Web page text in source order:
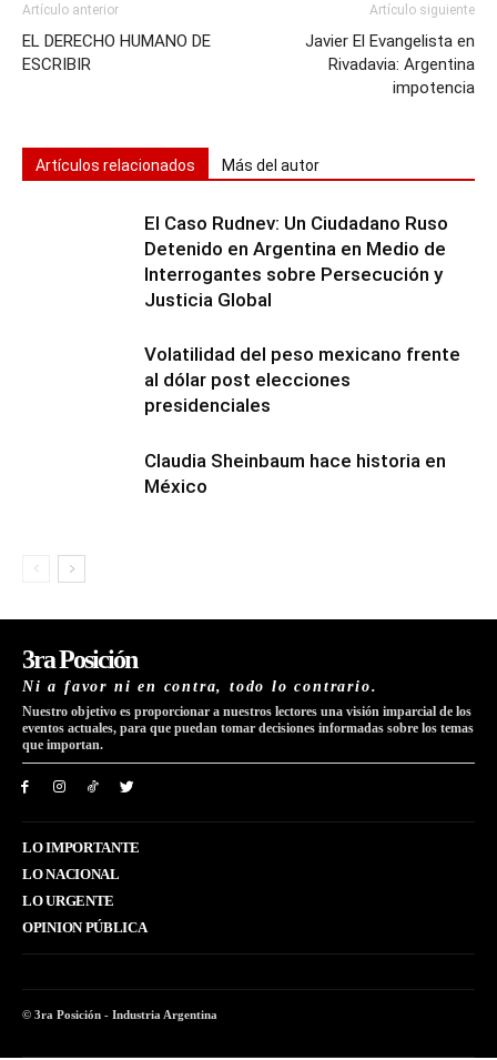
Artículo anterior
EL DERECHO HUMANO DE
ESCRIBIR
Artículo siguiente
Javier El Evangelista en
Rivadavia: Argentina
impotencia
Artículos relacionados Más del autor
El Caso Rudnev: Un Ciudadano Ruso
Detenido en Argentina en Medio de
Interrogantes sobre Persecución y
Justicia Global
Volatilidad del peso mexicano frente
al dólar post elecciones
presidenciales
Claudia Sheinbaum hace historia en
México
3ra Posición
Ni a favor ni en contra, todo lo contrario.
Nuestro objetivo es proporcionar a nuestros lectores una visión imparcial de los
eventos actuales, para que puedan tomar decisiones informadas sobre los temas
que importan.
LO IMPORTANTE
LO NACIONAL
LO URGENTE
OPINION PÚBLICA
© 3ra Posición - Industria Argentina